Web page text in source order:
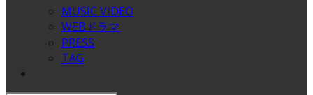
MUSIC VIDEO
WEBドラマ
PRESS
TAG